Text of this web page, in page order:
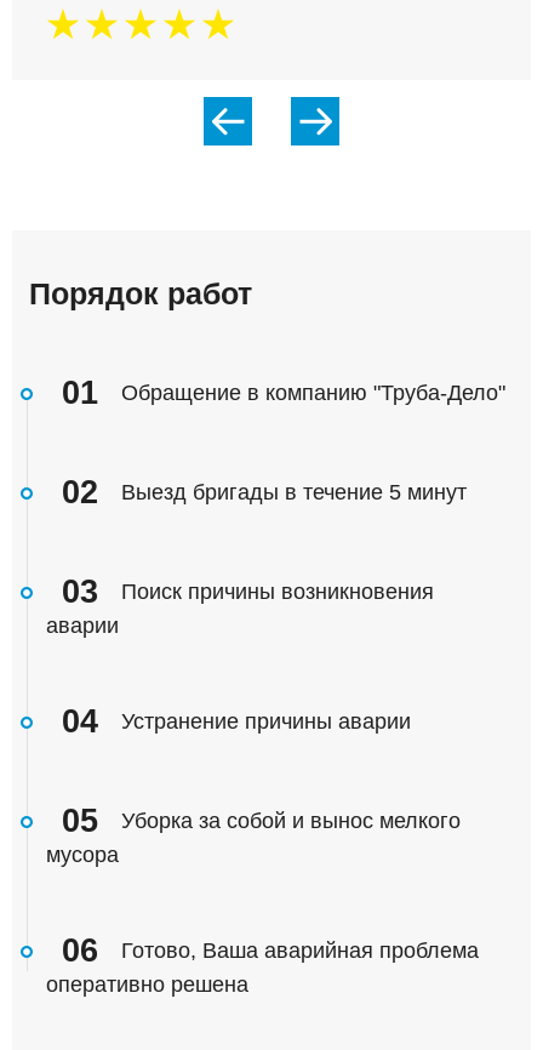
Порядок работ
01 Обращение в компанию "Труба-Дело"
02 Выезд бригады в течение 5 минут
03
Поиск причины возникновения
аварии
04 Устранение причины аварии
05
Уборка за собой и вынос мелкого
мусора
06
Готово, Ваша аварийная проблема
оперативно решена